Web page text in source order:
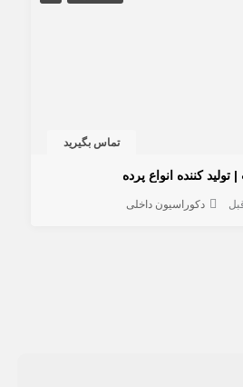
تماس بگیرید
کننده انواع پرده
دکوراسیون داخلی